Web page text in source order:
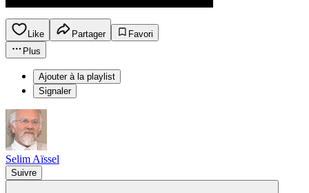
Like Partager
Favori
Plus
Ajouter à la playlist
Signaler
Selim Aïssel
Suivre